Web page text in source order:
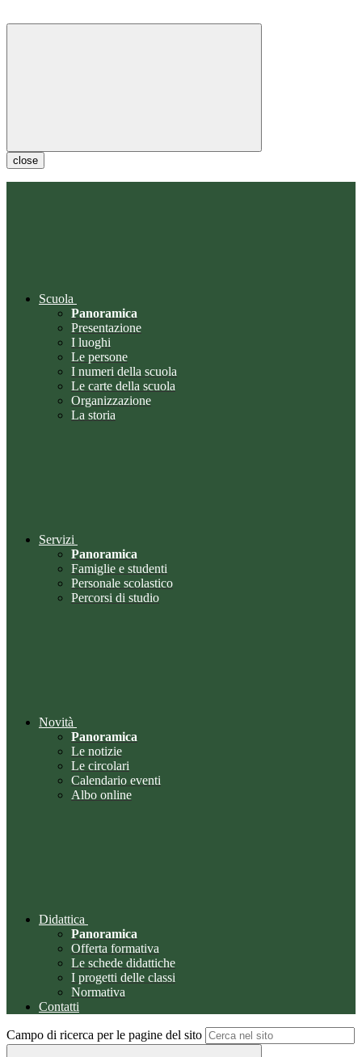
close
Scuola
Panoramica
Presentazione
I luoghi
Le persone
I numeri della scuola
Le carte della scuola
Organizzazione
La storia
Servizi
Panoramica
Famiglie e studenti
Personale scolastico
Percorsi di studio
Novità
Panoramica
Le notizie
Le circolari
Calendario eventi
Albo online
Didattica
Panoramica
Offerta formativa
Le schede didattiche
I progetti delle classi
Normativa
Contatti
Campo di ricerca per le pagine del sito